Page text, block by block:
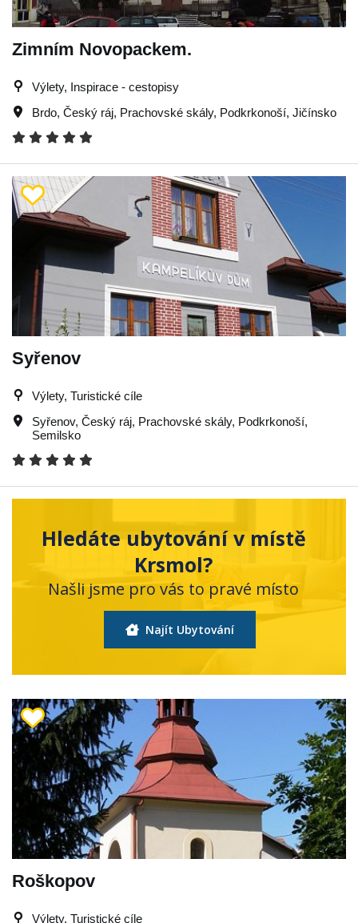
Zimním Novopackem.
Výlety, Inspirace - cestopisy
Brdo, Český ráj, Prachovské skály, Podkrkonoší, Jičínsko
Syřenov
Výlety, Turistické cíle
Syřenov, Český ráj, Prachovské skály, Podkrkonoší,
Semilsko
Hledáte ubytování v místě
Krsmol?
Našli jsme pro vás to pravé místo
Najít Ubytování
Roškopov
Výlety, Turistické cíle